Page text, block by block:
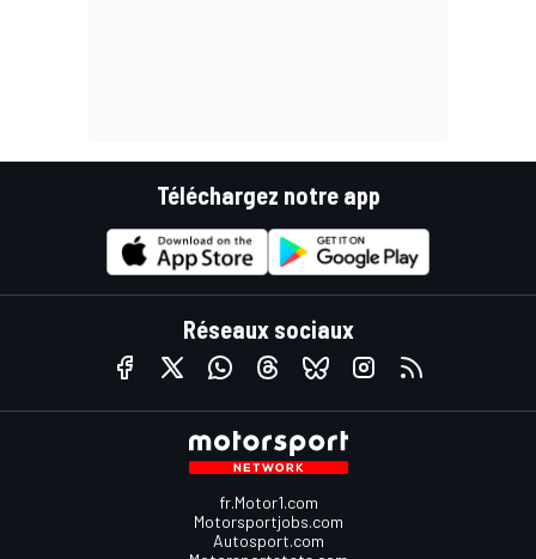
Téléchargez notre app
Réseaux sociaux
fr.Motor1.com
Motorsportjobs.com
Autosport.com